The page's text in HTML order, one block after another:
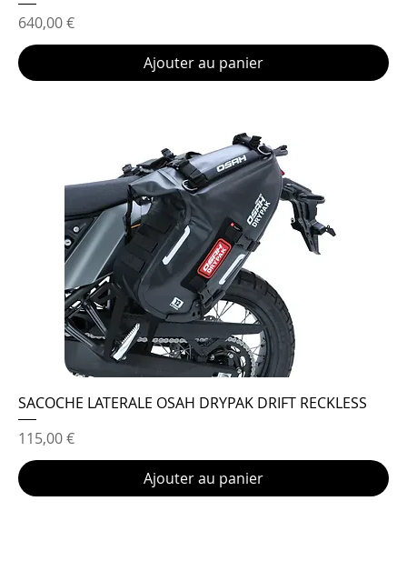
Prix
640,00 €
Ajouter au panier
SACOCHE LATERALE OSAH DRYPAK DRIFT RECKLESS
Prix
115,00 €
Ajouter au panier